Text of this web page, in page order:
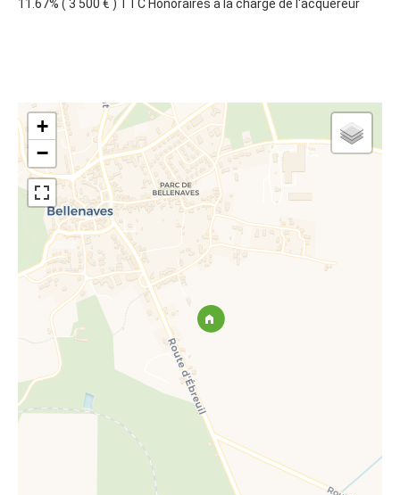
11.67% ( 3 500 € ) TTC Honoraires à la charge de l'acquéreur
+
−